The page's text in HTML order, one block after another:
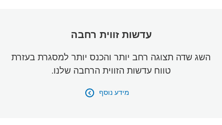
עדשות זווית רחבה
השג שדה תצוגה רחב יותר והכנס יותר למסגרת בעזרת
טווח עדשות הזווית הרחבה שלנו.
מידע נוסף 